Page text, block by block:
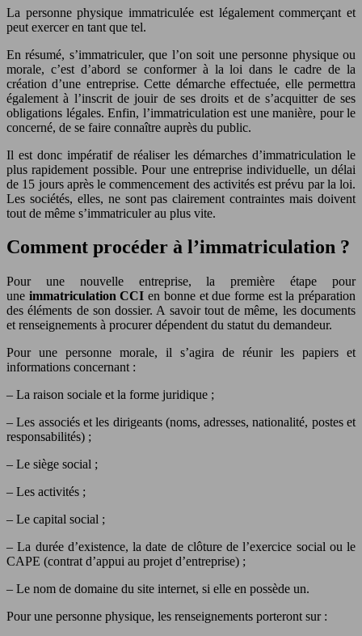
La personne physique immatriculée est légalement commerçant et
peut exercer en tant que tel.
En résumé, s’immatriculer, que l’on soit une personne physique ou
morale, c’est d’abord se conformer à la loi dans le cadre de la
création d’une entreprise. Cette démarche effectuée, elle permettra
également à l’inscrit de jouir de ses droits et de s’acquitter de ses
obligations légales. Enfin, l’immatriculation est une manière, pour le
concerné, de se faire connaître auprès du public.
Il est donc impératif de réaliser les démarches d’immatriculation le
plus rapidement possible. Pour une entreprise individuelle, un délai
de 15 jours après le commencement des activités est prévu par la loi.
Les sociétés, elles, ne sont pas clairement contraintes mais doivent
tout de même s’immatriculer au plus vite.
Comment procéder à l’immatriculation ?
Pour une nouvelle entreprise, la première étape pour
une immatriculation CCI en bonne et due forme est la préparation
des éléments de son dossier. A savoir tout de même, les documents
et renseignements à procurer dépendent du statut du demandeur.
Pour une personne morale, il s’agira de réunir les papiers et
informations concernant :
– La raison sociale et la forme juridique ;
– Les associés et les dirigeants (noms, adresses, nationalité, postes et
responsabilités) ;
– Le siège social ;
– Les activités ;
– Le capital social ;
– La durée d’existence, la date de clôture de l’exercice social ou le
CAPE (contrat d’appui au projet d’entreprise) ;
– Le nom de domaine du site internet, si elle en possède un.
Pour une personne physique, les renseignements porteront sur :